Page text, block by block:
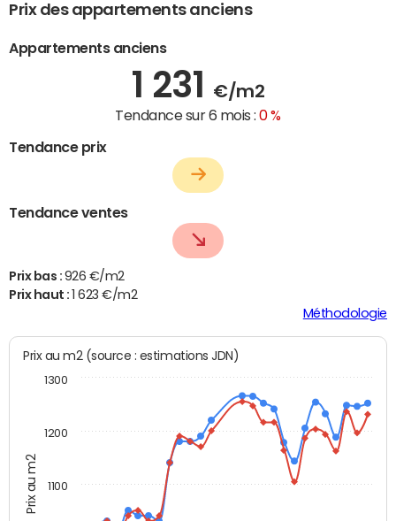
Prix des appartements anciens
Appartements anciens
1 231 €/m2
Tendance sur 6 mois :0 %
Tendance prix
Tendance ventes
Prix bas : 926 €/m2
Prix haut :1 623 €/m2
Méthodologie
Prix au m2
Prix au m2 (source : estimations JDN)
1100
1200
1300